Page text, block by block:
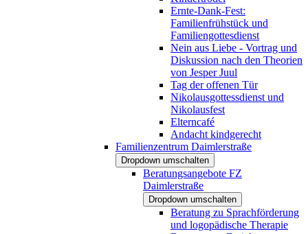
Ernte-Dank-Fest:
Familienfrühstück und
Familiengottesdienst
Nein aus Liebe - Vortrag und
Diskussion nach den Theorien
von Jesper Juul
Tag der offenen Tür
Nikolausgottessdienst und
Nikolausfest
Elterncafé
Andacht kindgerecht
Familienzentrum Daimlerstraße
Dropdown umschalten
Beratungsangebote FZ
Daimlerstraße
Dropdown umschalten
Beratung zu Sprachförderung
und logopädische Therapie